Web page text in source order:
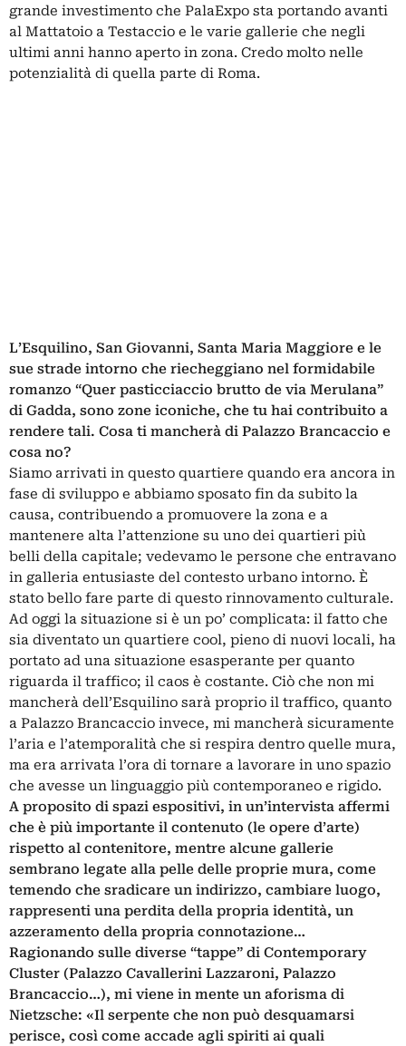
grande investimento che PalaExpo sta portando avanti
al Mattatoio a Testaccio e le varie gallerie che negli
ultimi anni hanno aperto in zona. Credo molto nelle
potenzialità di quella parte di Roma.
L’Esquilino, San Giovanni, Santa Maria Maggiore e le
sue strade intorno che riecheggiano nel formidabile
romanzo “Quer pasticciaccio brutto de via Merulana”
di Gadda, sono zone iconiche, che tu hai contribuito a
rendere tali. Cosa ti mancherà di Palazzo Brancaccio e
cosa no?
Siamo arrivati in questo quartiere quando era ancora in
fase di sviluppo e abbiamo sposato fin da subito la
causa, contribuendo a promuovere la zona e a
mantenere alta l’attenzione su uno dei quartieri più
belli della capitale; vedevamo le persone che entravano
in galleria entusiaste del contesto urbano intorno. È
stato bello fare parte di questo rinnovamento culturale.
Ad oggi la situazione si è un po’ complicata: il fatto che
sia diventato un quartiere cool, pieno di nuovi locali, ha
portato ad una situazione esasperante per quanto
riguarda il traffico; il caos è costante. Ciò che non mi
mancherà dell’Esquilino sarà proprio il traffico, quanto
a Palazzo Brancaccio invece, mi mancherà sicuramente
l’aria e l’atemporalità che si respira dentro quelle mura,
ma era arrivata l’ora di tornare a lavorare in uno spazio
che avesse un linguaggio più contemporaneo e rigido.
A proposito di spazi espositivi, in un’intervista affermi
che è più importante il contenuto (le opere d’arte)
rispetto al contenitore, mentre alcune gallerie
sembrano legate alla pelle delle proprie mura, come
temendo che sradicare un indirizzo, cambiare luogo,
rappresenti una perdita della propria identità, un
azzeramento della propria connotazione…
Ragionando sulle diverse “tappe” di Contemporary
Cluster (Palazzo Cavallerini Lazzaroni, Palazzo
Brancaccio…), mi viene in mente un aforisma di
Nietzsche: «Il serpente che non può desquamarsi
perisce, così come accade agli spiriti ai quali